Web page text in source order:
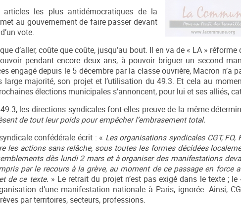
les plus antidémocratiques de la
au gouvernement de faire passer devant
vote.
d’aller, coûte que coûte, jusqu’au bout. Il en va de « LA »
pendant encore deux ans, à pouvoir briguer un second
engagé depuis le 5 décembre par la classe ouvrière, Macron n’a
large majorité, son projet et l’utilisation du 49.3. Et cela au
élections municipales s’annoncent, pour lui et ses alliés,
les directions syndicales font-elles preuve de la même
de tout leur poids pour empêcher l’embrasement total.
confédérale écrit : « Les organisations syndicales CGT, FO,
les actions sans relâche, sous toutes les formes décidées
dès lundi 2 mars et à organiser des manifestations
par le recours à la grève, au moment de ce passage en force
de ce texte. » Le retrait du projet n’est pas exigé dans le texte ;
d’une manifestation nationale à Paris, ignorée. Ainsi,
par territoires, secteurs, professions.